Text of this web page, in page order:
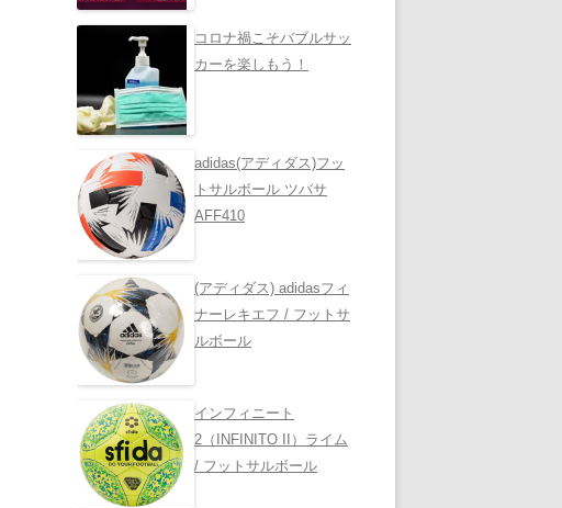
コロナ禍こそバブルサッ
カーを楽しもう！
adidas(アディダス)フッ
トサルボール ツバサ
AFF410
(アディダス) adidasフィ
ナーレキエフ / フットサ
ルボール
インフィニート
2（INFINITO II）ライム
/ フットサルボール